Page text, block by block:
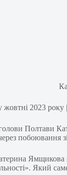
2023
Полтави
побоювання
Який